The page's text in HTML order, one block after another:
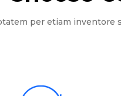
per etiam inventore